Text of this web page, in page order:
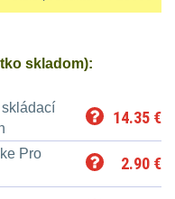
skladom):
14.35 €
Pro
2.90 €